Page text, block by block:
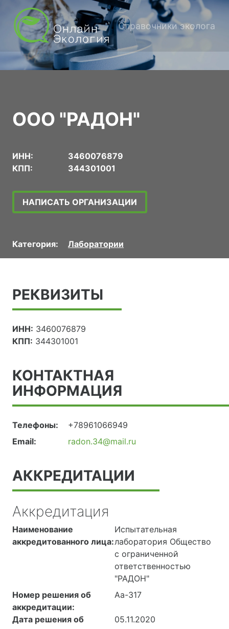
Справочники эколога
ООО "РАДОН"
ИНН:
3460076879
КПП:
344301001
НАПИСАТЬ ОРГАНИЗАЦИИ
Категория: Лаборатории
РЕКВИЗИТЫ
ИНН: 3460076879
КПП: 344301001
КОНТАКТНАЯ
ИНФОРМАЦИЯ
Телефоны:
+78961066949
Email:
radon.34@mail.ru
АККРЕДИТАЦИИ
Аккредитация
Наименование
аккредитованного лица:
Испытательная
лаборатория Общество
с ограниченной
ответственностью
"РАДОН"
Номер решения об
аккредитации:
Аа-317
Дата решения об
05.11.2020